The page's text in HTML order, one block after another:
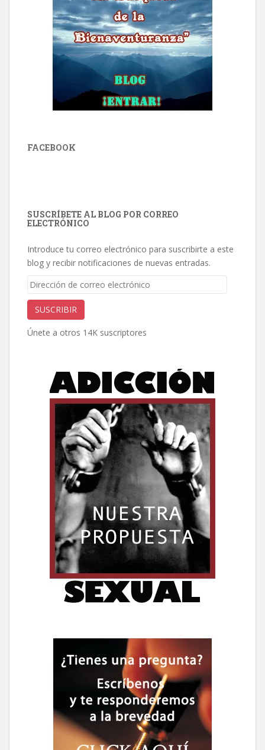
FACEBOOK
SUSCRÍBETE AL BLOG POR CORREO
ELECTRÓNICO
Introduce tu correo electrónico para suscribirte a este
blog y recibir notificaciones de nuevas entradas.
Dirección
correo
electrónico
SUSCRIBIR
Únete a otros 14K suscriptores